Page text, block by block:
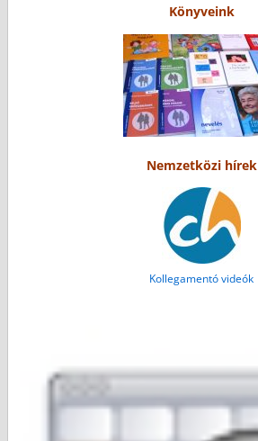
Könyveink
Nemzetközi hírek
Kollegamentó videók